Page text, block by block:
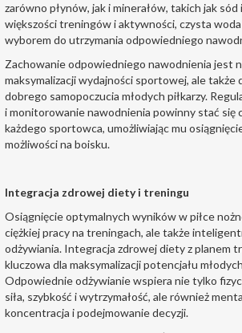
zarówno płynów, jak i minerałów, takich jak sód
większości treningów i aktywności, czysta
wyborem do utrzymania odpowiedniego
Zachowanie odpowiedniego nawodnienia jest
maksymalizacji wydajności sportowej, ale także
dobrego samopoczucia młodych piłkarzy.
i monitorowanie nawodnienia powinny stać się
każdego sportowca, umożliwiając mu
możliwości na boisku.
Integracja zdrowej diety i treningu
Osiągnięcie optymalnych wyników w piłce
ciężkiej pracy na treningach, ale także
odżywiania. Integracja zdrowej diety z planem
kluczowa dla maksymalizacji potencjału
Odpowiednie odżywianie wspiera nie tylko
siła, szybkość i wytrzymałość, ale również
koncentracja i podejmowanie decyzji.